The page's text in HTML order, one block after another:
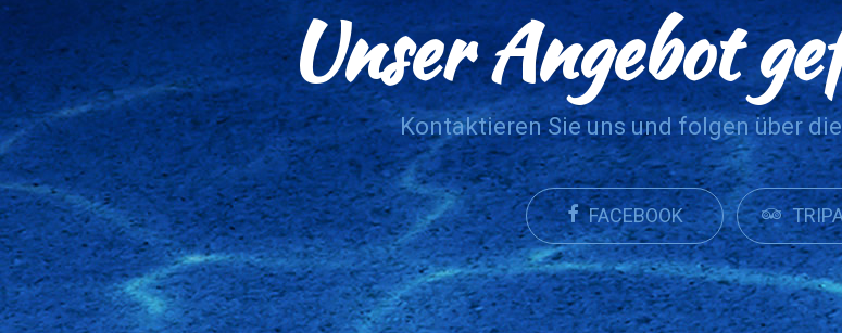
Unser Angebot
Kontaktieren Sie uns und folgen über
FACEBOOK